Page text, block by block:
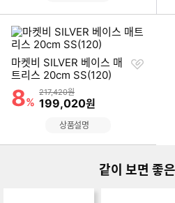
마켓비 SILVER 베이스 매
트리스 20cm SS(120)
할인률
8%
상품금액
217,420원
할인금액
199,020원
찜
상품설명
같이 보면 좋